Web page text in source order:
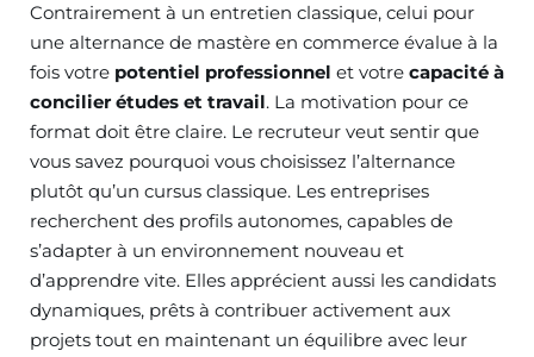
Contrairement à un entretien classique, celui pour
une alternance de mastère en commerce évalue à la
fois votre potentiel professionnel et votre capacité à
concilier études et travail. La motivation pour ce
format doit être claire. Le recruteur veut sentir que
vous savez pourquoi vous choisissez l’alternance
plutôt qu’un cursus classique. Les entreprises
recherchent des profils autonomes, capables de
s’adapter à un environnement nouveau et
d’apprendre vite. Elles apprécient aussi les candidats
dynamiques, prêts à contribuer activement aux
projets tout en maintenant un équilibre avec leur